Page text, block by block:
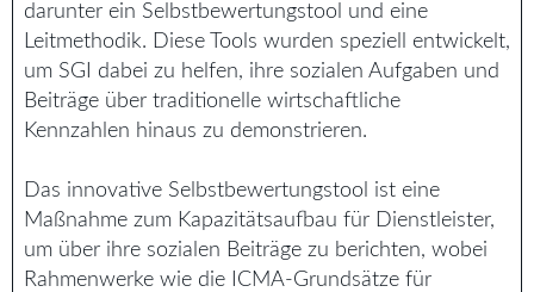
darunter ein Selbstbewertungstool und eine
Leitmethodik. Diese Tools wurden speziell entwickelt,
um SGI dabei zu helfen, ihre sozialen Aufgaben und
Beiträge über traditionelle wirtschaftliche
Kennzahlen hinaus zu demonstrieren.
Das innovative Selbstbewertungstool ist eine
Maßnahme zum Kapazitätsaufbau für Dienstleister,
um über ihre sozialen Beiträge zu berichten, wobei
Rahmenwerke wie die ICMA-Grundsätze für